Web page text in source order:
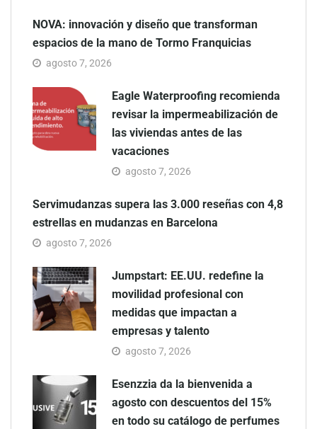
NOVA: innovación y diseño que transforman
espacios de la mano de Tormo Franquicias
agosto 7, 2026
Eagle Waterproofing recomienda
revisar la impermeabilización de
las viviendas antes de las
vacaciones
agosto 7, 2026
Servimudanzas supera las 3.000 reseñas con 4,8
estrellas en mudanzas en Barcelona
agosto 7, 2026
Jumpstart: EE.UU. redefine la
movilidad profesional con
medidas que impactan a
empresas y talento
agosto 7, 2026
Esenzzia da la bienvenida a
agosto con descuentos del 15%
en todo su catálogo de perfumes